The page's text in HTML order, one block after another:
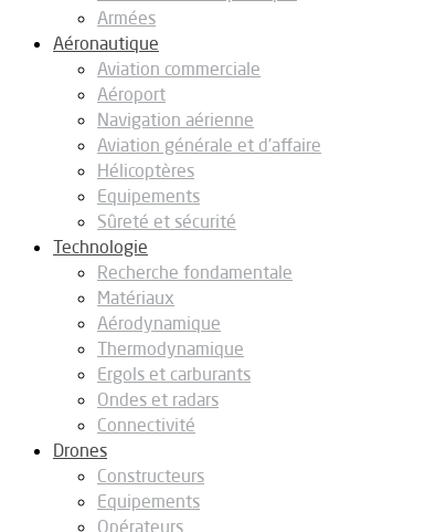
Armées
Aéronautique
Aviation commerciale
Aéroport
Navigation aérienne
Aviation générale et d’affaire
Hélicoptères
Equipements
Sûreté et sécurité
Technologie
Recherche fondamentale
Matériaux
Aérodynamique
Thermodynamique
Ergols et carburants
Ondes et radars
Connectivité
Drones
Constructeurs
Equipements
Opérateurs